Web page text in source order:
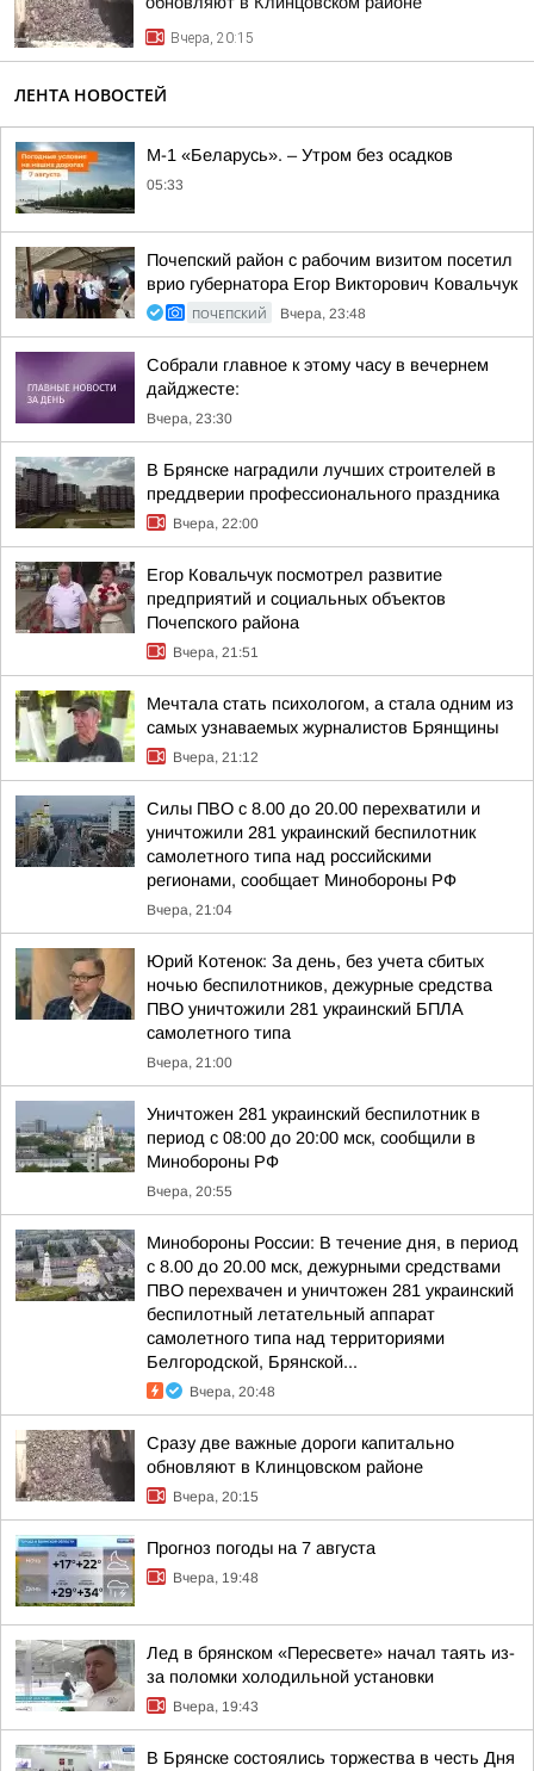
Вчера, 20:15
ЛЕНТА НОВОСТЕЙ
М-1 «Беларусь». – Утром без осадков
05:33
Почепский район с рабочим визитом посетил
врио губернатора Егор Викторович Ковальчук
ПОЧЕПСКИЙ Вчера, 23:48
Собрали главное к этому часу в вечернем
дайджесте:
Вчера, 23:30
В Брянске наградили лучших строителей в
преддверии профессионального праздника
Вчера, 22:00
Егор Ковальчук посмотрел развитие
предприятий и социальных объектов
Почепского района
Вчера, 21:51
Мечтала стать психологом, а стала одним из
самых узнаваемых журналистов Брянщины
Вчера, 21:12
Силы ПВО с 8.00 до 20.00 перехватили и
уничтожили 281 украинский беспилотник
самолетного типа над российскими
регионами, сообщает Минобороны РФ
Вчера, 21:04
Юрий Котенок: За день, без учета сбитых
ночью беспилотников, дежурные средства
ПВО уничтожили 281 украинский БПЛА
самолетного типа
Вчера, 21:00
Уничтожен 281 украинский беспилотник в
период с 08:00 до 20:00 мск, сообщили в
Минобороны РФ
Вчера, 20:55
Минобороны России: В течение дня, в период
с 8.00 до 20.00 мск, дежурными средствами
ПВО перехвачен и уничтожен 281 украинский
беспилотный летательный аппарат
самолетного типа над территориями
Белгородской, Брянской...
Вчера, 20:48
Сразу две важные дороги капитально
обновляют в Клинцовском районе
Вчера, 20:15
Прогноз погоды на 7 августа
Вчера, 19:48
Лед в брянском «Пересвете» начал таять из-
за поломки холодильной установки
Вчера, 19:43
В Брянске состоялись торжества в честь Дня